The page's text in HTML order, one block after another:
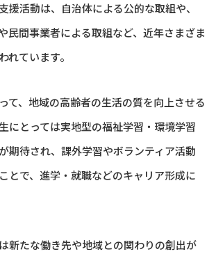
援活動は、自治体による公的な取組や、
民間事業者による取組など、近年さまざま
れています。
て、地域の高齢者の生活の質を向上させる
にとっては実地型の福祉学習・環境学習
期待され、課外学習やボランティア活動
とで、進学・就職などのキャリア形成に
新たな働き先や地域との関わりの創出が